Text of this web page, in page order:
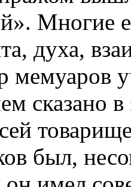
Многие
духа,
мемуаров
сказано
был,